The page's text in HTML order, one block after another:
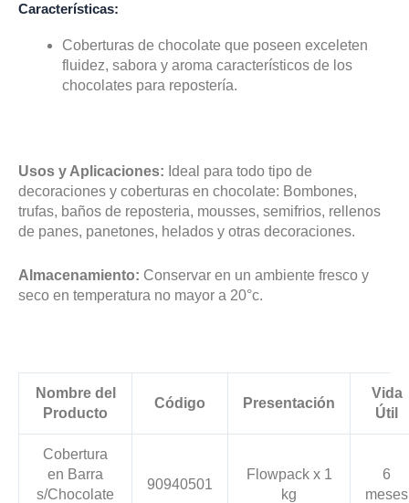
Características:
Coberturas de chocolate que poseen exceleten
fluidez, sabora y aroma característicos de los
chocolates para repostería.
Usos y Aplicaciones: Ideal para todo tipo de
decoraciones y coberturas en chocolate: Bombones,
trufas, baños de reposteria, mousses, semifrios, rellenos
de panes, panetones, helados y otras decoraciones.
Almacenamiento: Conservar en un ambiente fresco y
seco en temperatura no mayor a 20°c.
Nombre del
Producto
Código Presentación
Vida
Útil
Cobertura
en Barra
s/Chocolate
90940501
Flowpack x 1
kg
6
meses